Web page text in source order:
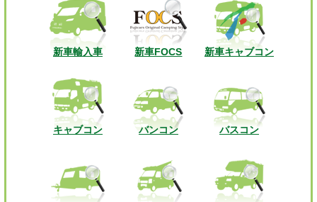
新車輸入車 新車FOCS 新車キャブコン
キャブコン バンコン バスコン